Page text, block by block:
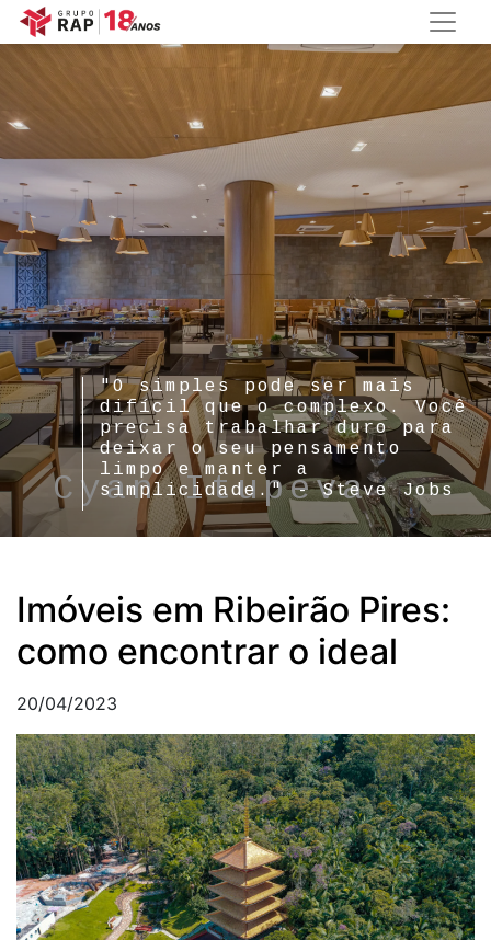
Cyan Itupeva
"O simples pode ser mais
difícil que o complexo. Você
precisa trabalhar duro para
deixar o seu pensamento
limpo e manter a
simplicidade." - Steve Jobs
Imóveis em Ribeirão Pires:
como encontrar o ideal
20/04/2023